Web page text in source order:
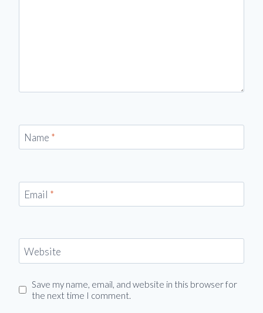
Name *
Email *
Website
Save my name, email, and website in this browser for
the next time I comment.